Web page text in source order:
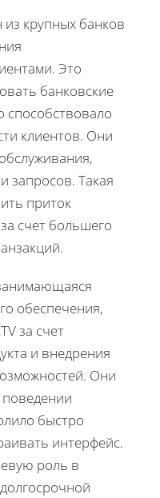
крупных банков
Это
банковские
способствовало
клиентов. Они
запросов. Такая
приток
счет большего
обеспечения,
за счет
и внедрения
Они
быстро
интерфейс.
роль в